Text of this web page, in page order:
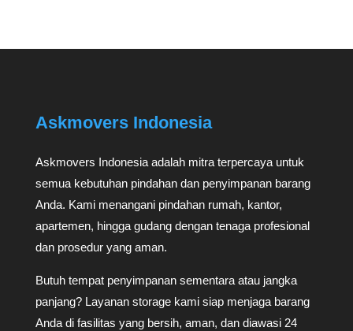
Askmovers Indonesia
Askmovers Indonesia adalah mitra terpercaya untuk
semua kebutuhan pindahan dan penyimpanan barang
Anda. Kami menangani pindahan rumah, kantor,
apartemen, hingga gudang dengan tenaga profesional
dan prosedur yang aman.
Butuh tempat penyimpanan sementara atau jangka
panjang? Layanan storage kami siap menjaga barang
Anda di fasilitas yang bersih, aman, dan diawasi 24